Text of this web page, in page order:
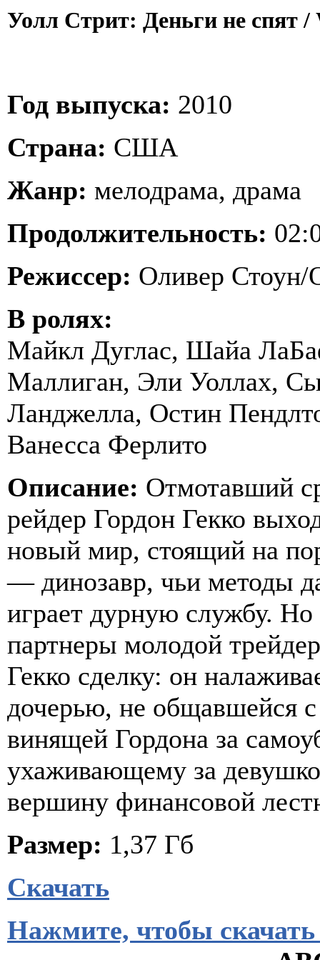
Уолл Стрит: Деньги не спят /
Год выпуска: 2010
Страна: США
Жанр: мелодрама, драма
Продолжительность:
Режиссер: Оливер Стоун/
В ролях:
Майкл Дуглас, Шайа
Маллиган, Эли Уоллах,
Ланджелла, Остин
Ванесса Ферлито
Описание: Отмотавший
рейдер Гордон Гекко
новый мир, стоящий на
— динозавр, чьи методы
играет дурную службу.
партнеры молодой
Гекко сделку: он
дочерью, не общавшейся
винящей Гордона за
ухаживающему за
вершину финансовой
Размер: 1,37 Гб
Скачать
Нажмите, чтобы